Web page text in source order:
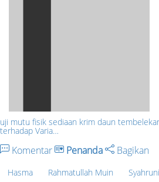
uji mutu fisik sediaan krim daun
terhadap Varia…
Komentar Penanda Bagikan
Hasma Rahmatullah Muin Syahruni